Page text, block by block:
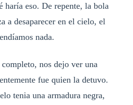
haría eso. De repente, la bola
a desaparecer en el cielo, el
nada.
nos dejo ver una
fue quien la detuvo.
tenia una armadura negra,